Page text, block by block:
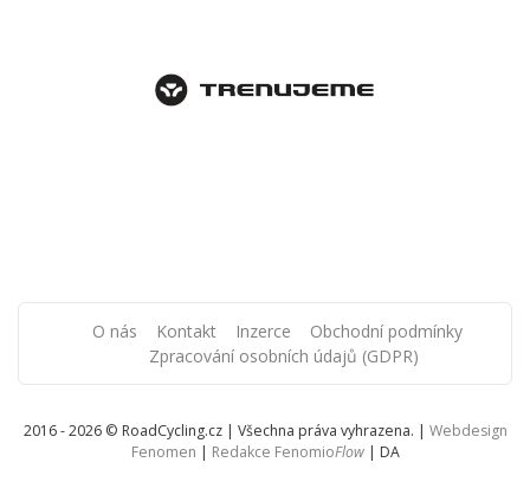
O nás Kontakt Inzerce
Obchodní podmínky
Zpracování osobních údajů (GDPR)
2016 - 2026 © RoadCycling.cz | Všechna práva vyhrazena. | Webdesign
Fenomen
Redakce FenomioFlow| DA